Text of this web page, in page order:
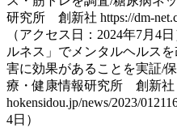
研究所 創新社 https://dm-
（アクセス日：2024年7月4
ルネス」でメンタルヘルス
害に効果があることを実証/
療・健康情報研究所 創新社
hokensidou.jp/news/2023/
4日）